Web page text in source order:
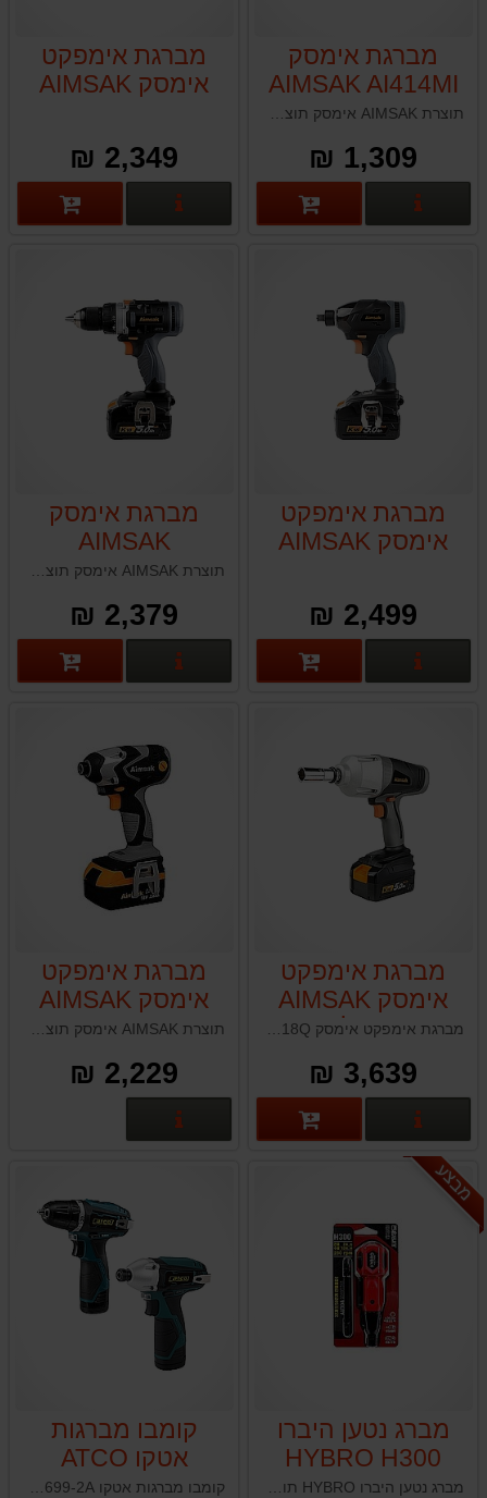
מברגת אימסק
AIMSAK AI414MI
1,309 ₪
פרטים נוספים
מברגת אימפקט
אימסק AIMSAK
2,349 ₪
פרטים נוספים
מברגת אימפקט
אימסק AIMSAK
אינצ׳
2,499 ₪
פרטים נוספים
מברגת אימסק
AIMSAK
BL18R705
תוצרת AIMSAK אימסק תוצרת דרום קוריאה סוללת ליתיום : 18V / 5.0A משקל: 1.94ק"ג סל"ד: 460/2000 כוח דפיקה: 70Nm
2,379 ₪
פרטים נוספים
מברגת אימפקט
אימסק AIMSAK
AW818Q לבוקסות
1/2"
מברגת אימפקט אימסק AIMSAK AW818Q לבוקסות 1/2" תוצרת דרום קוריאה
3,639 ₪
פרטים נוספים
מברגת אימפקט
אימסק AIMSAK
AI618L
תוצרת AIMSAK אימסק תוצרת דרום קוריאה
2,229 ₪
מבצע
מברג נטען היברו
HYBRO H300
קומבו מברגות
אטקו ATCO
LCD699-2S &